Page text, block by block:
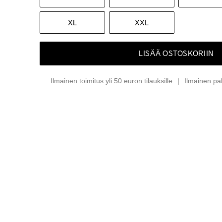
XL XXL
LISÄÄ OSTOSKORIIN
Ilmainen toimitus yli 50 euron tilauksille Ilmainen